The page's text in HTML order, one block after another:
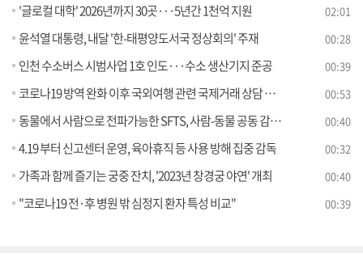
'글로컬 대학' 2026년까지 30곳···5년간 1천억 지원 02:01
윤석열 대통령, 내달 '한-태평양도서국 정상회의' 주재 00:28
인천 수소버스 시범사업 1호 인도···수소 생산기지 준공 00:39
코로나19 방역 완화 이후 국외여행 관련 국제거래 상담 급증 00:53
동물에서 사람으로 전파가능한 SFTS, 사람-동물 공동 감시체계 운영 00:40
4.19 부터 신고센터 운영, 육아휴직 등 사용 방해 집중 감독 00:32
가족과 함께 즐기는 궁중 잔치, '2023년 창경궁 야연' 개최 00:40
"코로나19 전·후 병원 밖 심정지 환자 특성 비교" 00:39